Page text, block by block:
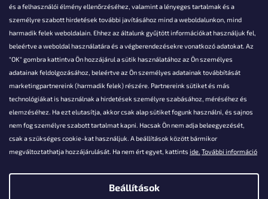
és a felhasználói élmény ellenőrzéséhez, valamint a lényeges tartalmak és a
személyre szabott hirdetések további javításához mind a weboldalunkon, mind
harmadik felek weboldalain. Ehhez az általunk gyűjtött információkat használjuk fel,
beleértve a weboldal használatára és a végberendezésekre vonatkozó adatokat. Az
"OK" gombra kattintva Ön hozzájárul a sütik használatához az Ön személyes
adatainak feldolgozásához, beleértve az Ön személyes adatainak továbbítását
marketingpartnereink (harmadik felek) részére. Partnereink sütiket és más
technológiákat is használnak a hirdetések személyre szabásához, méréséhez és
elemzéséhez. Ha ezt elutasítja, akkor csak alap sütiket fogunk használni, és sajnos
nem fog személyre szabott tartalmat kapni. Hacsak Ön nem adja beleegyezését,
csak a szükséges cookie-kat használjuk. A beállítások között bármikor
megváltoztathatja hozzájárulását. Ha nem ért egyet, kattints ide. További információ
Beállítások
Akarsz kérdezni valamit?
info@falanzo.hu